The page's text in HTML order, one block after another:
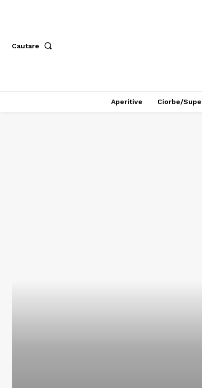
Cautare
Aperitive Ciorbe/Supe